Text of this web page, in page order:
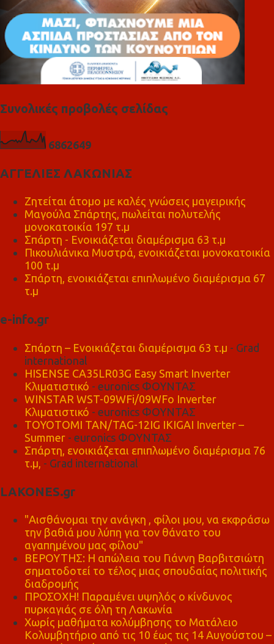
Συνολικές προβολές σελίδας
6862649
ΑΓΓΕΛΙΕΣ ΛΑΚΩΝΙΑΣ
Ζητείται άτομο με καλές γνώσεις μαγειρικής
Μαγούλα Σπάρτης, πωλείται πολυτελής
μονοκατοικία 197 τ.μ
Σπάρτη - Ενοικιάζεται διαμέρισμα 63 τ.μ
Πικουλιάνικα Μυστρά, ενοικιάζεται μονοκατοικία
100 τ.μ
Σπάρτη, ενοικιάζεται επιπλωμένο διαμέρισμα 67
τ.μ
e-info.gr
Σπάρτη – Ενοικιάζεται διαμέρισμα 63 τ.μ - Grad
international
HISENSE CA35LR03G Easy Smart Inverter
Κλιματιστικό - euronics ΦΟΥΝΤΑΣ
WINSTAR WST-09WFi/09WFo Inverter
Κλιματιστικό - euronics ΦΟΥΝΤΑΣ
TOYOTOMI TAN/TAG-12IG IKIGAI Inverter –
Summer - euronics ΦΟΥΝΤΑΣ
Σπάρτη, ενοικιάζεται επιπλωμένο διαμέρισμα 76
τ.μ, - Grad international
LAKONES.gr
"Αισθάνομαι την ανάγκη , φίλοι μου, να εκφράσω
την βαθιά μου λύπη για τον θάνατο του
αγαπημένου μας φίλου"
ΒΕΡΟΥΤΗΣ: Η απώλεια του Γιάννη Βαρβιτσιώτη
σηματοδοτεί το τέλος μιας σπουδαίας πολιτικής
διαδρομής
ΠΡΟΣΟΧΗ! Παραμένει υψηλός ο κίνδυνος
πυρκαγιάς σε όλη τη Λακωνία
Χωρίς μαθήματα κολύμβησης το Ματάλειο
Κολυμβητήριο από τις 10 έως τις 14 Αυγούστου –